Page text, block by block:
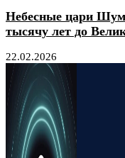
Небесные цари
тысячу лет до
22.02.2026